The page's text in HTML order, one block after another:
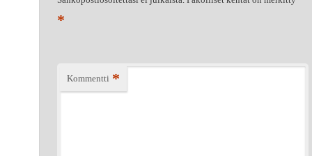
*
Kommentti *